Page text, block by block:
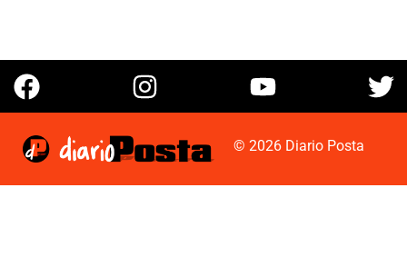
© 2026 Diario Posta